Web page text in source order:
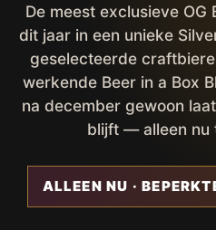
De meest exclusieve OG
dit jaar in een unieke
geselecteerde
werkende Beer in a Box
na december gewoon
blijft — alleen nu
ALLEEN NU ·